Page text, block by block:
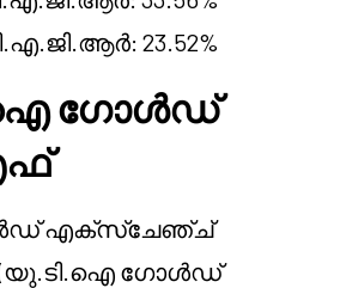
23.52%
ഗോൾഡ്
എക്സ്ചേഞ്ച്
(യു.ടി.ഐ ഗോൾഡ്